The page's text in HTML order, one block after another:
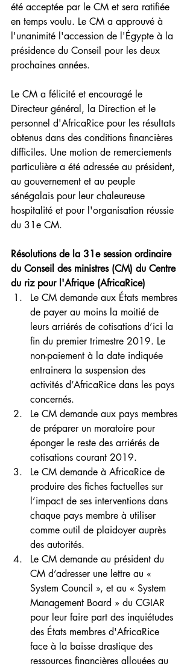
été acceptée par le CM et sera ratifiée
en temps voulu. Le CM a approuvé à
l'unanimité l'accession de l'Égypte à la
présidence du Conseil pour les deux
prochaines années.
Le CM a félicité et encouragé le
Directeur général, la Direction et le
personnel d'AfricaRice pour les résultats
obtenus dans des conditions financières
difficiles. Une motion de remerciements
particulière a été adressée au président,
au gouvernement et au peuple
sénégalais pour leur chaleureuse
hospitalité et pour l'organisation réussie
du 31e CM.
Résolutions de la 31e session ordinaire
du Conseil des ministres (CM) du Centre
du riz pour l'Afrique (AfricaRice)
Le CM demande aux États membres
de payer au moins la moitié de
leurs arriérés de cotisations d’ici la
fin du premier trimestre 2019. Le
non-paiement à la date indiquée
entrainera la suspension des
activités d’AfricaRice dans les pays
concernés.
Le CM demande aux pays membres
de préparer un moratoire pour
éponger le reste des arriérés de
cotisations courant 2019.
Le CM demande à AfricaRice de
produire des fiches factuelles sur
l’impact de ses interventions dans
chaque pays membre à utiliser
comme outil de plaidoyer auprès
des autorités.
Le CM demande au président du
CM d’adresser une lettre au «
System Council », et au « System
Management Board » du CGIAR
pour leur faire part des inquiétudes
des États membres d'AfricaRice
face à la baisse drastique des
ressources financières allouées au